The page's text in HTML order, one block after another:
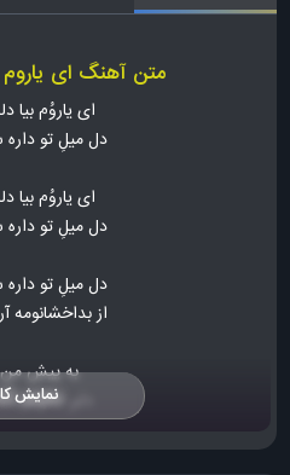
متن آهنگ ای یاروم
ای یاروُم بیا
دل میلِ تو داره
ای یاروُم بیا
دل میلِ تو داره
دل میلِ تو داره
از بداخشانومه
به پیشِ من
دلبرِ جانومه مَهِ
به پیشِ من
نمایش